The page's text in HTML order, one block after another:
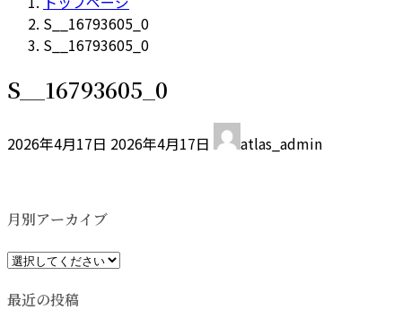
S__16793605_0
S__16793605_0
S__16793605_0
2026年4月17日 終
:
2026年4月17日 atlas_admin
月別アーカイブ
最近の投稿